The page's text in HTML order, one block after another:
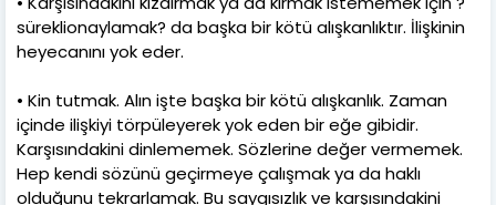
süreklionaylamak? da başka bir kötü alışkanlıktır. İlişkinin
heyecanını yok eder.
• Kin tutmak. Alın işte başka bir kötü alışkanlık. Zaman
içinde ilişkiyi törpüleyerek yok eden bir eğe gibidir.
Karşısındakini dinlememek. Sözlerine değer vermemek.
Hep kendi sözünü geçirmeye çalışmak ya da haklı
olduğunu tekrarlamak. Bu saygısızlık ve karşısındakini